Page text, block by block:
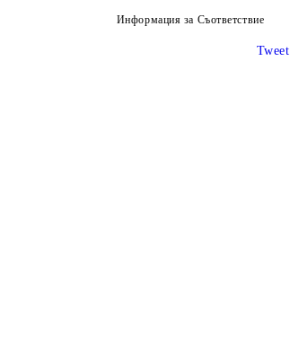
Информация за Съответствие
Tweet